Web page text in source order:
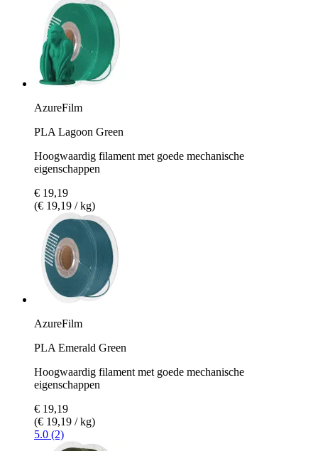
AzureFilm
PLA Lagoon Green
Hoogwaardig filament met goede mechanische
eigenschappen
€ 19,19
(€ 19,19 / kg)
AzureFilm
PLA Emerald Green
Hoogwaardig filament met goede mechanische
eigenschappen
€ 19,19
(€ 19,19 / kg)
5.0 (2)